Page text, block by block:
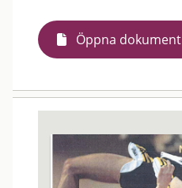
Öppna dokument